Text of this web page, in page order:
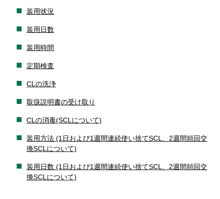
装用状況
装用日数
装用時間
定期検査
CLの洗浄
取扱説明書の受け取り
CLの消毒(SCLについて)
装用方法 (1日および1週間連続使い捨てSCL、2週間頻回交
換SCLについて)
装用日数 (1日および1週間連続使い捨てSCL、2週間頻回交
換SCLについて)